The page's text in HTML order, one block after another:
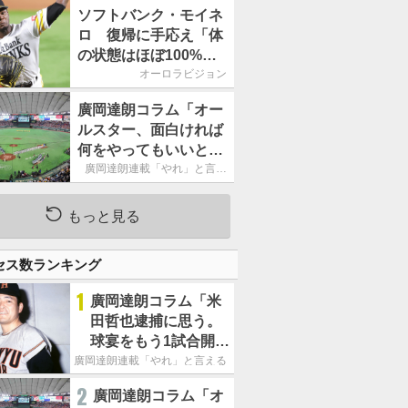
に」／後半戦に息巻
く！
ソフトバンク・モイネ
ロ 復帰に手応え「体
の状態はほぼ100%」
／後半戦に息巻く！
オーロラビジョン
廣岡達朗コラム「オー
ルスター、面白ければ
何をやってもいいとい
う発想は大間違い」
廣岡達朗連載「やれ」と言え
る信念
もっと見る
ス数ランキング
1 廣岡達朗コラム「米
田哲也逮捕に思う。
球宴をもう1試合開催
でOB救済を」
廣岡達朗連載「やれ」と言える信念
2 廣岡達朗コラム「オ